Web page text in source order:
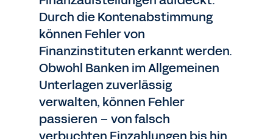
Durch die Kontenabstimmung
können Fehler von
Finanzinstituten erkannt werden.
Obwohl Banken im Allgemeinen
Unterlagen zuverlässig
verwalten, können Fehler
passieren – von falsch